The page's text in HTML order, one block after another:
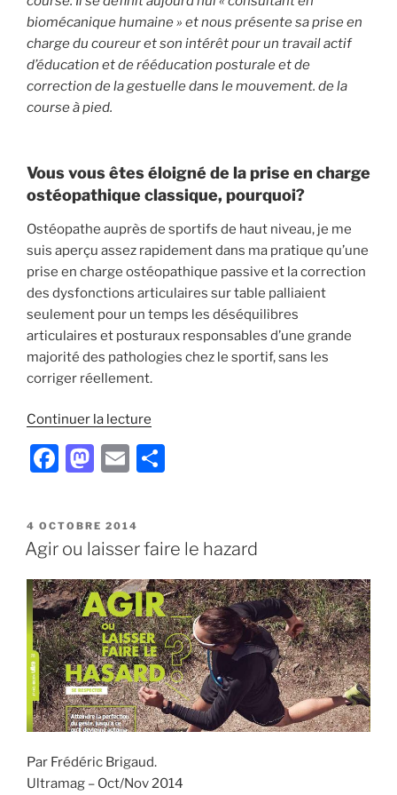
biomécanique humaine » et nous présente sa prise en
charge du coureur et son intérêt pour un travail actif
d’éducation et de rééducation posturale et de
correction de la gestuelle dans le mouvement. de la
course à pied.
Vous vous êtes éloigné de la prise en charge
ostéopathique classique, pourquoi?
Ostéopathe auprès de sportifs de haut niveau, je me
suis aperçu assez rapidement dans ma pratique qu’une
prise en charge ostéopathique passive et la correction
des dysfonctions articulaires sur table palliaient
seulement pour un temps les déséquilibres
articulaires et posturaux responsables d’une grande
majorité des pathologies chez le sportif, sans les
corriger réellement.
Continuer la lecture
en
du
F
c
e
b
o
o
k
M
st
o
d
o
n
E
ai
l
g
er
PUBLIÉ
LE
4 OCTOBRE 2014
Agir ou laisser faire le hazard
Par Frédéric Brigaud.
Ultramag – Oct/Nov 2014